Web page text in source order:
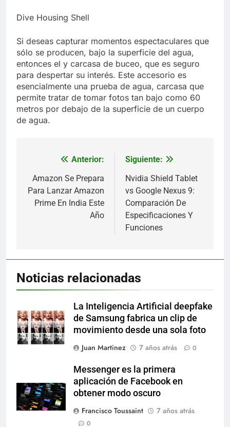
Dive Housing Shell
Si deseas capturar momentos espectaculares que
sólo se producen, bajo la superficie del agua,
entonces el y carcasa de buceo, que es seguro
para despertar su interés. Este accesorio es
esencialmente una prueba de agua, carcasa que
permite tratar de tomar fotos tan bajo como 60
metros por debajo de la superficie de un cuerpo
de agua.
Navegación
de
entradas
Anterior:
Amazon Se Prepara
Para Lanzar Amazon
Prime En India Este
Año
Siguiente:
Nvidia Shield Tablet
vs Google Nexus 9:
Comparación De
Especificaciones Y
Funciones
Noticias relacionadas
La Inteligencia Artificial deepfake
de Samsung fabrica un clip de
movimiento desde una sola foto
Juan Martinez
7 años atrás 0
Messenger es la primera
aplicación de Facebook en
obtener modo oscuro
Francisco Toussaint
7 años atrás
0